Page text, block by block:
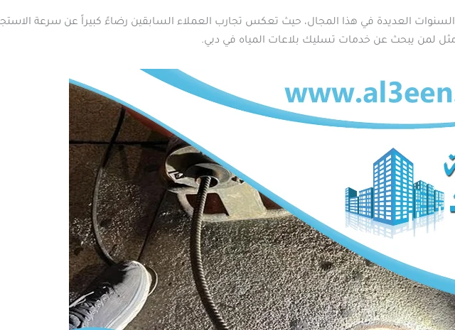
العديدة في هذا المجال، حيث تعكس تجارب العملاء السابقين رضاءً كبيراً عن سرعة
لمن يبحث عن خدمات تسليك بلاعات المياه في دبي.